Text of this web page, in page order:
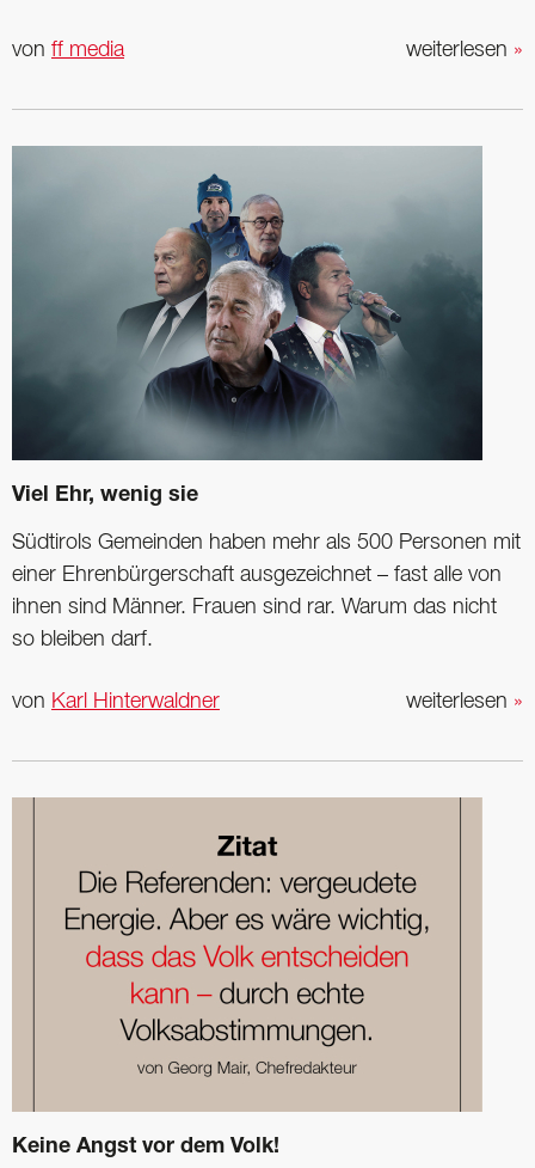
weiterlesen »
von ff media
Viel Ehr, wenig sie
Südtirols Gemeinden haben mehr als 500 Personen mit
einer Ehrenbürgerschaft ausgezeichnet – fast alle von
ihnen sind Männer. Frauen sind rar. Warum das nicht
so bleiben darf.
weiterlesen »
von Karl Hinterwaldner
Keine Angst vor dem Volk!